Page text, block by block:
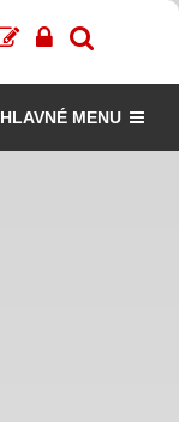
HLAVNÉ MENU